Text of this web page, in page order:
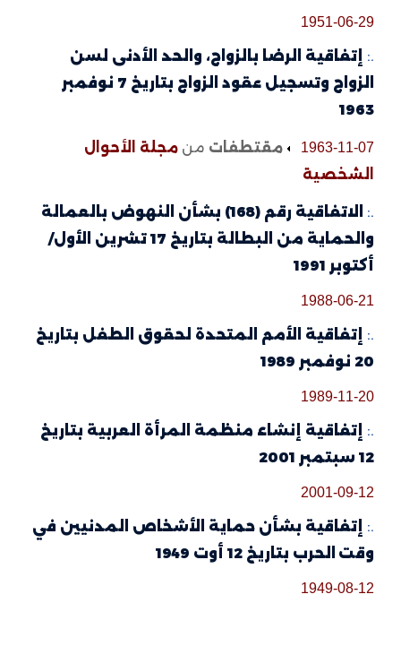
1951-06-29
إتفاقية الرضا بالزواج، والحد الأدنى لسن
الزواج وتسجيل عقود الزواج بتاريخ 7 نوفمبر
1963
1963-11-07 مقتطفات من مجلة الأحوال
الشخصية
الاتفاقية رقم (168) بشأن النهوض بالعمالة
والحماية من البطالة بتاريخ 17 تشرين الأول/
أكتوبر 1991
1988-06-21
إتفاقية الأمم المتحدة لحقوق الطفل بتاريخ
20 نوفمبر 1989
1989-11-20
إتفاقية إنشاء منظمة المرأة العربية بتاريخ
12 سبتمبر 2001
2001-09-12
إتفاقية بشأن حماية الأشخاص المدنيين في
وقت الحرب بتاريخ 12 أوت 1949
1949-08-12